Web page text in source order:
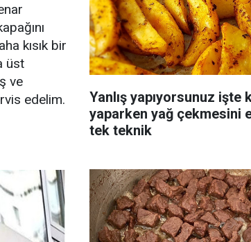
kısık bir
üst
ve
edelim.
Yanlış yapıyorsunuz işte
yaparken yağ çekmesini
tek teknik